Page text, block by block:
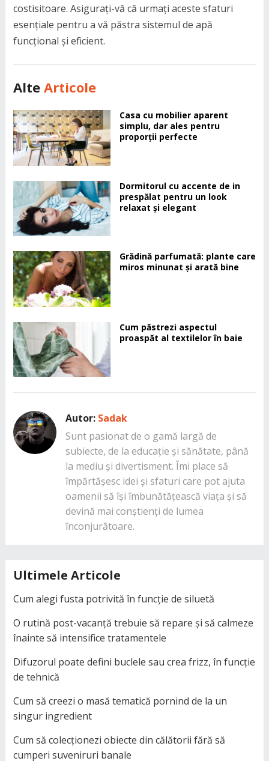
costisitoare. Asigurați-vă că urmați aceste sfaturi
esențiale pentru a vă păstra sistemul de apă
funcțional și eficient.
Alte Articole
Casa cu mobilier aparent
simplu, dar ales pentru
proporții perfecte
Dormitorul cu accente de in
prespălat pentru un look
relaxat și elegant
Grădină parfumată: plante care
miros minunat și arată bine
Cum păstrezi aspectul
proaspăt al textilelor în baie
Autor: Sadak
Sunt pasionat de o gamă largă de
subiecte, de la educație și sănătate, până
la mediu și divertisment. Îmi place să
împărtășesc idei și sfaturi care pot ajuta
oamenii să își îmbunătățească viața și să
devină mai conștienți de lumea
înconjurătoare.
Ultimele Articole
Cum alegi fusta potrivită în funcție de siluetă
O rutină post-vacanță trebuie să repare și să calmeze
înainte să intensifice tratamentele
Difuzorul poate defini buclele sau crea frizz, în funcție
de tehnică
Cum să creezi o masă tematică pornind de la un
singur ingredient
Cum să colecționezi obiecte din călătorii fără să
cumperi suveniruri banale